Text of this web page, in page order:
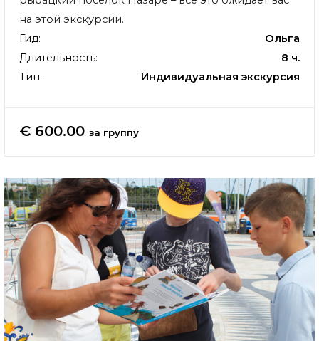
на этой экскурсии.
Гид:
Ольга
Длительность:
8 ч.
Тип:
Индивидуальная экскурсия
€ 600.00 за группу